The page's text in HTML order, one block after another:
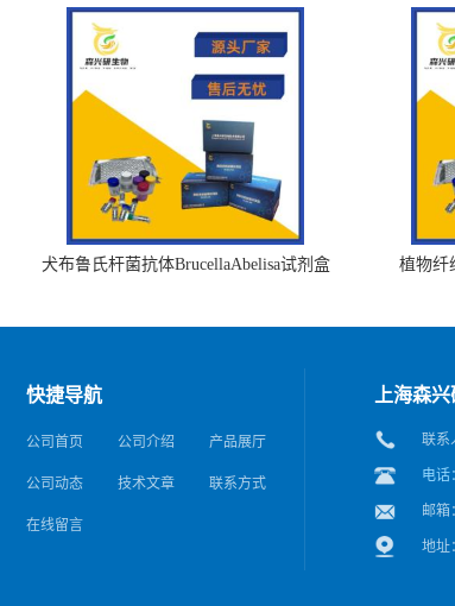
犬布鲁氏杆菌抗体BrucellaAbelisa试剂盒 植物纤
快捷导航
公司首页 公司介绍 产品展厅
公司动态 技术文章 联系方式
在线留言
上海森
联系
电话
邮箱：
地址